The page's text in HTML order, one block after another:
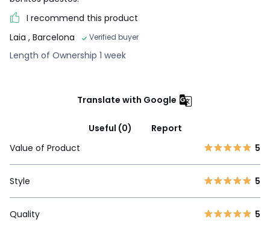
I recommend this product
Laia , Barcelona Verified buyer
Length of Ownership 1 week
Translate with Google
Useful (0)
Report
Value of Product
5
Style 5
Quality 5